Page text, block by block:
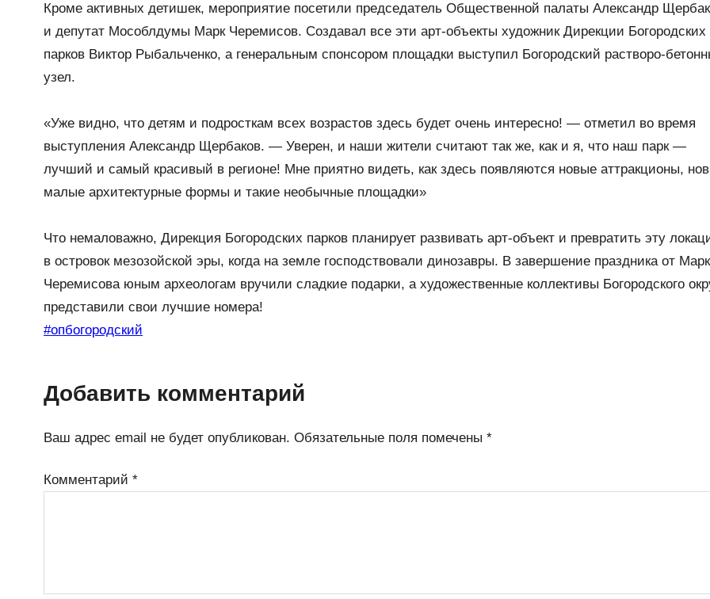
Кроме активных детишек, мероприятие посетили председатель Общественной палаты Александр
и депутат Мособлдумы Марк Черемисов. Создавал все эти арт-объекты художник Дирекции Богородских
парков Виктор Рыбальченко, а генеральным спонсором площадки выступил Богородский растворо-
узел.
«Уже видно, что детям и подросткам всех возрастов здесь будет очень интересно! — отметил во время
выступления Александр Щербаков. — Уверен, и наши жители считают так же, как и я, что наш парк —
лучший и самый красивый в регионе! Мне приятно видеть, как здесь появляются новые аттракционы,
малые архитектурные формы и такие необычные площадки»
Что немаловажно, Дирекция Богородских парков планирует развивать арт-объект и превратить эту
в островок мезозойской эры, когда на земле господствовали динозавры. В завершение праздника от
Черемисова юным археологам вручили сладкие подарки, а художественные коллективы Богородского
представили свои лучшие номера!
#опбогородский
Добавить комментарий
Ваш адрес email не будет опубликован. Обязательные поля помечены*
Комментарий*